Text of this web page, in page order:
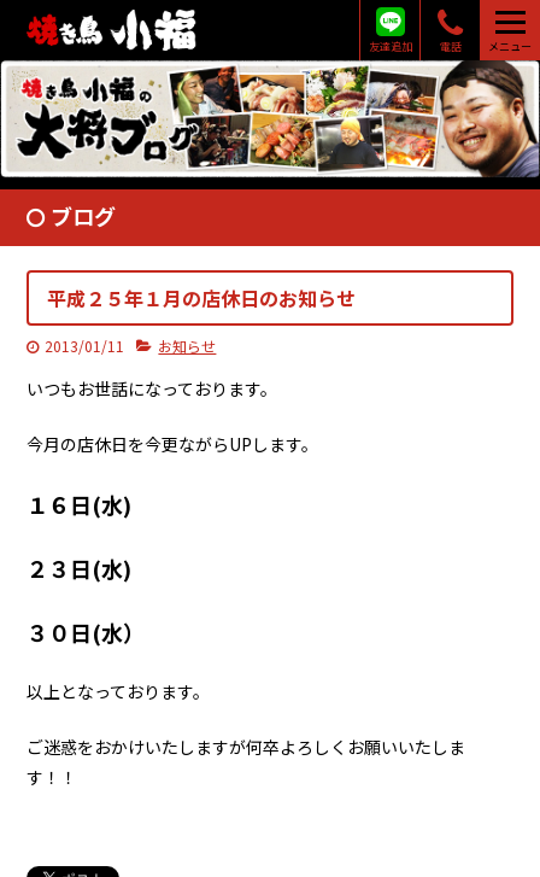
友達追加 電話 メニュー
ブログ
平成２５年１月の店休日のお知らせ
2013/01/11 お知らせ
いつもお世話になっております。
今月の店休日を今更ながらUPします。
１６日(水)
２３日(水)
３０日(水）
以上となっております。
ご迷惑をおかけいたしますが何卒よろしくお願いいたしま
す！！